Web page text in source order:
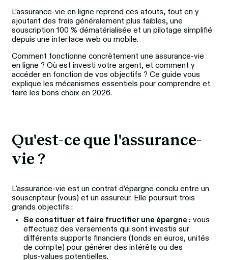
L’assurance-vie en ligne reprend ces atouts, tout en y
ajoutant des frais généralement plus faibles, une
souscription 100 % dématérialisée et un pilotage simplifié
depuis une interface web ou mobile.
Comment fonctionne concrètement une assurance-vie
en ligne ? Où est investi votre argent, et comment y
accéder en fonction de vos objectifs ? Ce guide vous
explique les mécanismes essentiels pour comprendre et
faire les bons choix en 2026.
Qu'est-ce que l'assurance-
vie ?
L'assurance‑vie est un contrat d’épargne conclu entre un
souscripteur (vous) et un assureur. Elle poursuit trois
grands objectifs :
Se constituer et faire fructifier une épargne : vous
effectuez des versements qui sont investis sur
différents supports financiers (fonds en euros, unités
de compte) pour générer des intérêts ou des
plus‑values potentielles.